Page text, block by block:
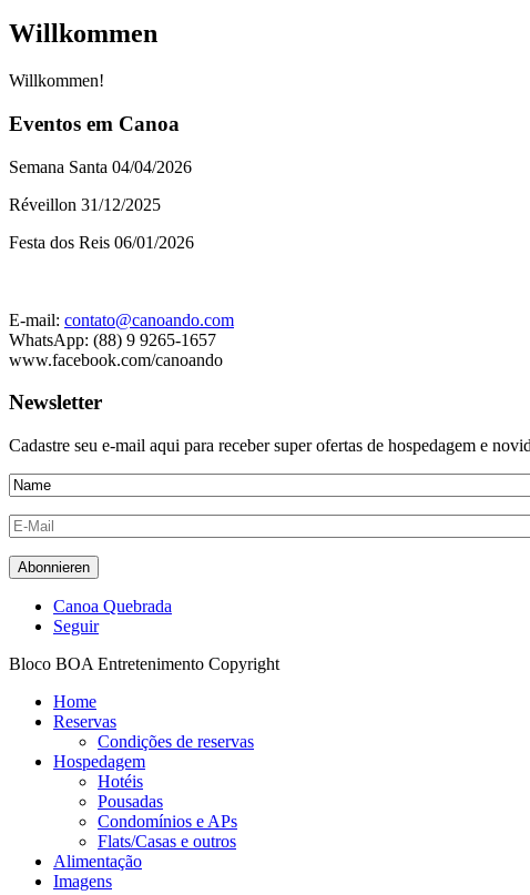
Willkommen
Willkommen!
Eventos em Canoa
Semana Santa 04/04/2026
Réveillon 31/12/2025
Festa dos Reis 06/01/2026
E-mail: contato@canoando.com
WhatsApp: (88) 9 9265-1657
www.facebook.com/canoando
Newsletter
Cadastre seu e-mail aqui para receber super ofertas de hospedagem e
Canoa Quebrada
Seguir
Bloco BOA Entretenimento Copyright
Home
Reservas
Condições de reservas
Hospedagem
Hotéis
Pousadas
Condomínios e APs
Flats/Casas e outros
Alimentação
Imagens